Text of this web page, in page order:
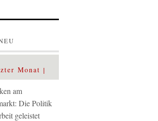
Monat
am
Die Politik
geleistet